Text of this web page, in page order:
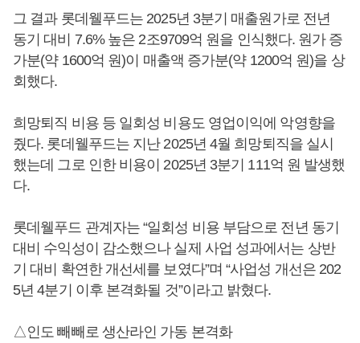
그 결과 롯데웰푸드는 2025년 3분기 매출원가로 전년
동기 대비 7.6% 높은 2조9709억 원을 인식했다. 원가 증
가분(약 1600억 원)이 매출액 증가분(약 1200억 원)을 상
회했다.
희망퇴직 비용 등 일회성 비용도 영업이익에 악영향을
줬다. 롯데웰푸드는 지난 2025년 4월 희망퇴직을 실시
했는데 그로 인한 비용이 2025년 3분기 111억 원 발생했
다.
롯데웰푸드 관계자는 “일회성 비용 부담으로 전년 동기
대비 수익성이 감소했으나 실제 사업 성과에서는 상반
기 대비 확연한 개선세를 보였다”며 “사업성 개선은 202
5년 4분기 이후 본격화될 것”이라고 밝혔다.
△인도 빼빼로 생산라인 가동 본격화